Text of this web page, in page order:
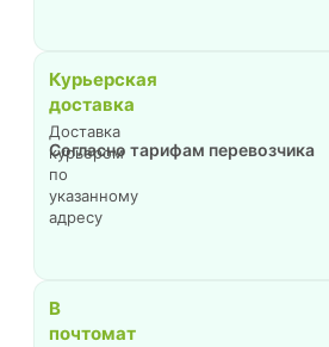
Курьерская
доставка
Доставка
курьером
по
указанному
адресу
Согласно тарифам перевозчика
В
почтомат